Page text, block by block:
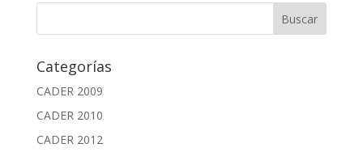
Categorías
CADER 2009
CADER 2010
CADER 2012